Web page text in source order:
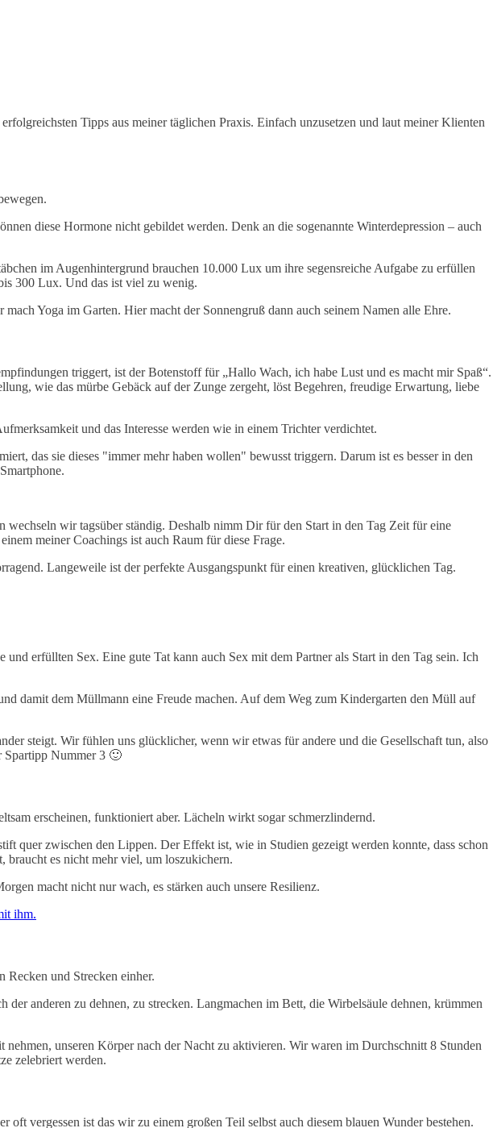
Tipps aus meiner täglichen Praxis. Einfach unzusetzen und laut meiner Klienten
diese Hormone nicht gebildet werden. Denk an die sogenannte Winterdepression – auch
im Augenhintergrund brauchen 10.000 Lux um ihre segensreiche Aufgabe zu erfüllen
300 Lux. Und das ist viel zu wenig.
Yoga im Garten. Hier macht der Sonnengruß dann auch seinem Namen alle Ehre.
triggert, ist der Botenstoff für „Hallo Wach, ich habe Lust und es macht mir Spaß“.
wie das mürbe Gebäck auf der Zunge zergeht, löst Begehren, freudige Erwartung, liebe
und das Interesse werden wie in einem Trichter verdichtet.
das sie dieses "immer mehr haben wollen" bewusst triggern. Darum ist es besser in den
wir tagsüber ständig. Deshalb nimm Dir für den Start in den Tag Zeit für eine
meiner Coachings ist auch Raum für diese Frage.
Langeweile ist der perfekte Ausgangspunkt für einen kreativen, glücklichen Tag.
erfüllten Sex. Eine gute Tat kann auch Sex mit dem Partner als Start in den Tag sein. Ich
damit dem Müllmann eine Freude machen. Auf dem Weg zum Kindergarten den Müll auf
steigt. Wir fühlen uns glücklicher, wenn wir etwas für andere und die Gesellschaft tun, also
Spartipp Nummer 3 🙂
erscheinen, funktioniert aber. Lächeln wirkt sogar schmerzlindernd.
quer zwischen den Lippen. Der Effekt ist, wie in Studien gezeigt werden konnte, dass schon
braucht es nicht mehr viel, um loszukichern.
macht nicht nur wach, es stärken auch unsere Resilienz.
ihm.
Recken und Strecken einher.
anderen zu dehnen, zu strecken. Langmachen im Bett, die Wirbelsäule dehnen, krümmen
unseren Körper nach der Nacht zu aktivieren. Wir waren im Durchschnitt 8 Stunden
zelebriert werden.
vergessen ist das wir zu einem großen Teil selbst auch diesem blauen Wunder bestehen.